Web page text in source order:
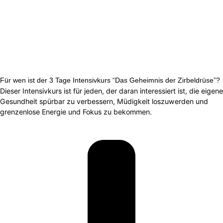
Für wen ist der 3 Tage Intensivkurs “Das Geheimnis der Zirbeldrüse”?
Dieser Intensivkurs ist für jeden, der daran interessiert ist, die eigene
Gesundheit spürbar zu verbessern, Müdigkeit loszuwerden und
grenzenlose Energie und Fokus zu bekommen.